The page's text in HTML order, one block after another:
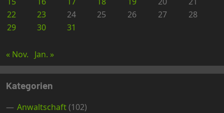
22
23 24 25 26 27
28
29
30 31
« Nov. Jan. »
Kategorien
Anwaltschaft(102)